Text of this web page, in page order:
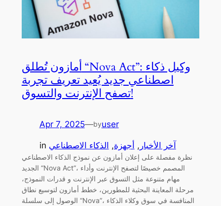
أمازون تُطلق “Nova Act”: وكيل ذكاء
اصطناعي جديد يُعيد تعريف تجربة
تصفح الإنترنت والتسوق!
Apr 7, 2025—byuser
in آخر الأخبار , أجهزة, الذكاء الاصطناعي
نظرة مفصلة على إعلان أمازون عن نموذج الذكاء الاصطناعي
الجديد “Nova Act”، المصمم خصيصًا لتصفح الإنترنت وأداء
مهام متنوعة مثل التسوق عبر الإنترنت و قدرات النموذج،
مرحلة المعاينة البحثية للمطورين، خطط أمازون لتوسيع نطاق
الوصول إلى سلسلة “Nova”، المنافسة في سوق وكلاء الذكاء